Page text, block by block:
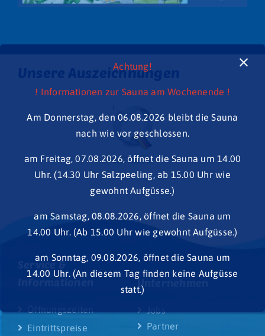
Unsere Auszeichnungen
Service &
Informationen
Öffnungszeiten
Eintrittspreise
Unternehmen
Jobs
Partner
Achtung!
! Informationen zur Sauna am Wochenende !
Am Donnerstag, den 06.08.2026 bleibt die Sauna
nach wie vor geschlossen.
am Freitag, 07.08.2026, öffnet die Sauna um 14.00
Uhr. (14.30 Uhr Salzpeeling, ab 15.00 Uhr wie
gewohnt Aufgüsse.)
am Samstag, 08.08.2026, öffnet die Sauna um
14.00 Uhr. (Ab 15.00 Uhr wie gewohnt Aufgüsse.)
am Sonntag, 09.08.2026, öffnet die Sauna um
14.00 Uhr. (An diesem Tag finden keine Aufgüsse
statt.)